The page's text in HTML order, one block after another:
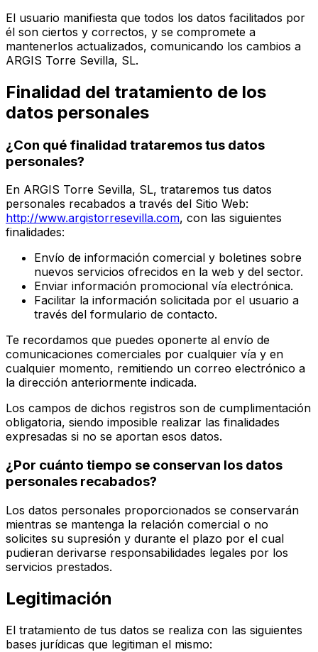
El usuario manifiesta que todos los datos facilitados por
él son ciertos y correctos, y se compromete a
mantenerlos actualizados, comunicando los cambios a
ARGIS Torre Sevilla, SL.
Finalidad del tratamiento de los
datos personales
¿Con qué finalidad trataremos tus datos
personales?
En ARGIS Torre Sevilla, SL, trataremos tus datos
personales recabados a través del Sitio Web:
http://www.argistorresevilla.com, con las siguientes
finalidades:
Envío de información comercial y boletines sobre
nuevos servicios ofrecidos en la web y del sector.
Enviar información promocional vía electrónica.
Facilitar la información solicitada por el usuario a
través del formulario de contacto.
Te recordamos que puedes oponerte al envío de
comunicaciones comerciales por cualquier vía y en
cualquier momento, remitiendo un correo electrónico a
la dirección anteriormente indicada.
Los campos de dichos registros son de cumplimentación
obligatoria, siendo imposible realizar las finalidades
expresadas si no se aportan esos datos.
¿Por cuánto tiempo se conservan los datos
personales recabados?
Los datos personales proporcionados se conservarán
mientras se mantenga la relación comercial o no
solicites su supresión y durante el plazo por el cual
pudieran derivarse responsabilidades legales por los
servicios prestados.
Legitimación
El tratamiento de tus datos se realiza con las siguientes
bases jurídicas que legitiman el mismo: